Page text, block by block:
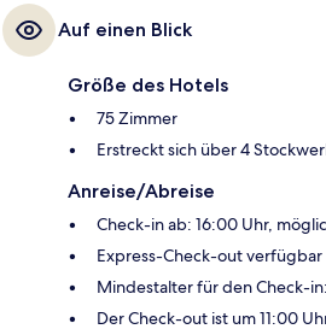
Auf einen Blick
Größe des Hotels
75 Zimmer
Erstreckt sich über 4
Anreise/Abreise
Check-in ab: 16:00 Uhr,
Express-Check-out verfügbar
Mindestalter für den Check-
Der Check-out ist um 11:00